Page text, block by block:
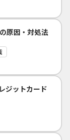
原因・対処法
ジットカード